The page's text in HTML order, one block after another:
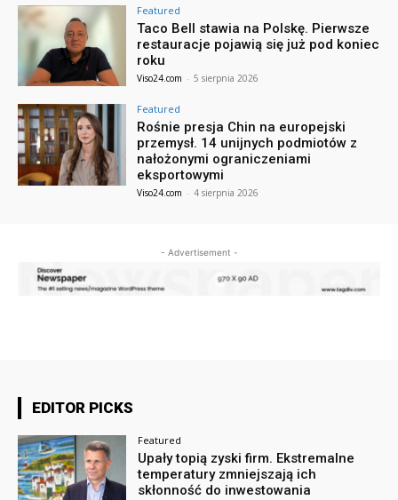
Featured
Taco Bell stawia na Polskę. Pierwsze
restauracje pojawią się już pod koniec
roku
Viso24.com - 5 sierpnia 2026
Featured
Rośnie presja Chin na europejski
przemysł. 14 unijnych podmiotów z
nałożonymi ograniczeniami
eksportowymi
Viso24.com - 4 sierpnia 2026
- Advertisement -
EDITOR PICKS
Featured
Upały topią zyski firm. Ekstremalne
temperatury zmniejszają ich
skłonność do inwestowania